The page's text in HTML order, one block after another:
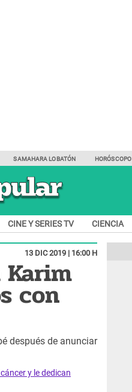
SAMAHARA LOBATÓN HORÓSCOPO
CINE Y SERIES TV CIENCIA
13 DIC 2019 | 16:00 H
Karim
con
después de anunciar
y le dedican